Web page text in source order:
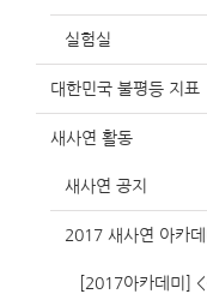
실험실
대한민국 불평등 지표
새사연 활동
새사연 공지
2017 새사연 아카데
[2017아카데미]